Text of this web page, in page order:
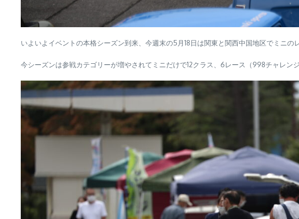
いよいよイベントの本格シーズン到来、今週末の5月18日は関東と関西中国地区でミニ
今シーズンは参戦カテゴリーが増やされてミニだけで12クラス、6レース（998チャレン